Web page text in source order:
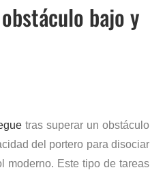
bajo y
tras superar un obstáculo
del portero para disociar
moderno. Este tipo de tareas